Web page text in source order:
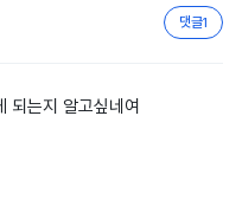
댓글1
되는지 알고싶네여